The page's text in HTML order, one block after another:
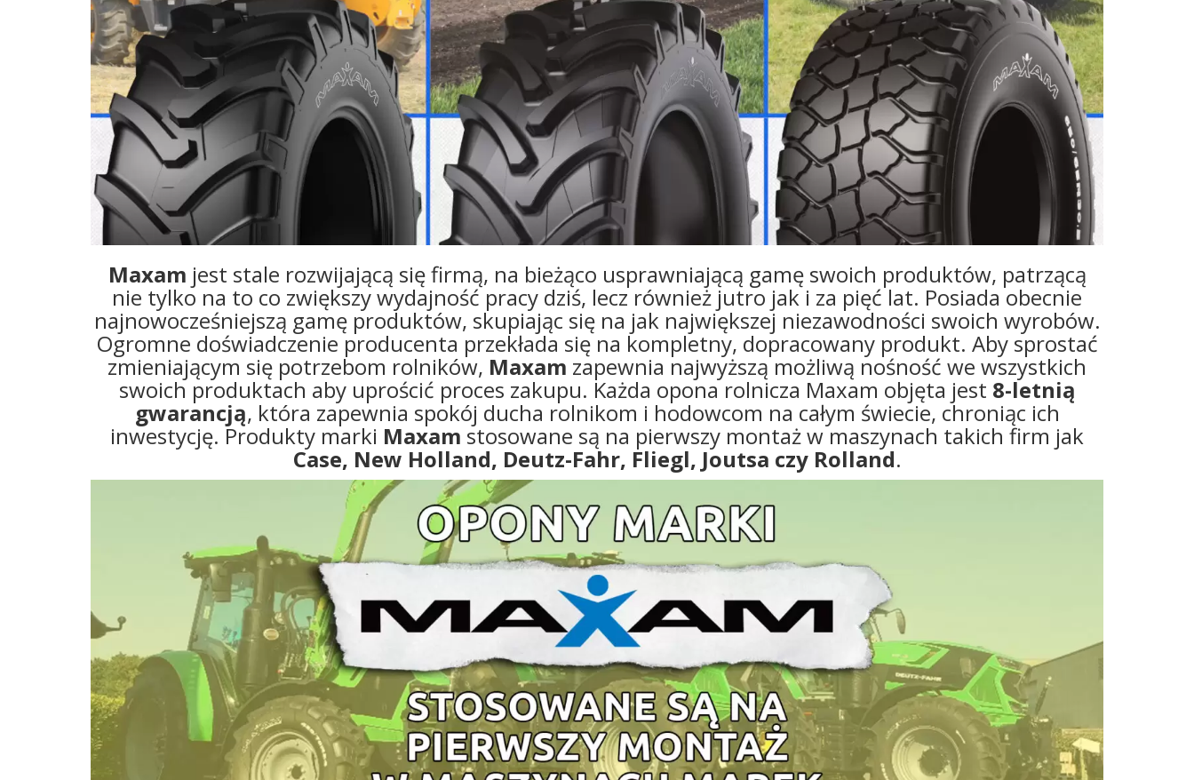
Maxam jest stale rozwijającą się firmą, na bieżąco usprawniającą gamę swoich produktów, patrzącą
nie tylko na to co zwiększy wydajność pracy dziś, lecz również jutro jak i za pięć lat. Posiada obecnie
najnowocześniejszą gamę produktów, skupiając się na jak największej niezawodności swoich wyrobów.
Ogromne doświadczenie producenta przekłada się na kompletny, dopracowany produkt. Aby sprostać
zmieniającym się potrzebom rolników, Maxam zapewnia najwyższą możliwą nośność we wszystkich
swoich produktach aby uprościć proces zakupu. Każda opona rolnicza Maxam objęta jest 8-letnią
gwarancją, która zapewnia spokój ducha rolnikom i hodowcom na całym świecie, chroniąc ich
inwestycję. Produkty marki Maxam stosowane są na pierwszy montaż w maszynach takich firm jak
Case, New Holland, Deutz-Fahr, Fliegl, Joutsa czy Rolland.